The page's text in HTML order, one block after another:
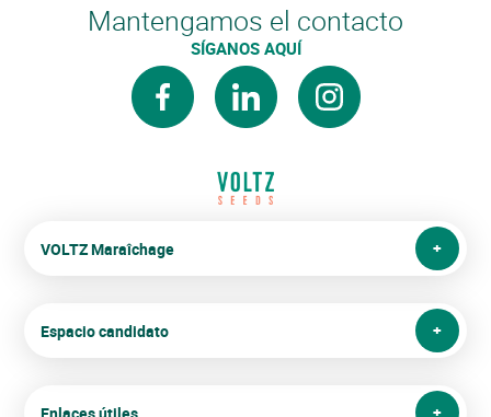
Mantengamos el contacto
SÍGANOS AQUÍ
facebooklinkedin instagram
VOLTZ Maraîchage
Espacio candidato